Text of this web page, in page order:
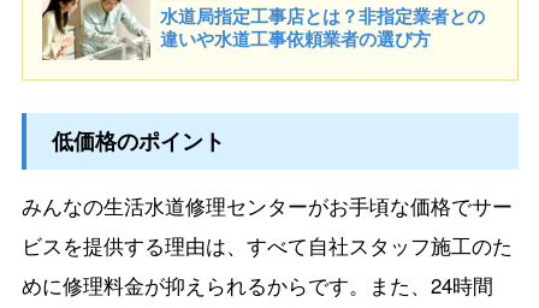
水道局指定工事店とは？非指定業者との
違いや水道工事依頼業者の選び方
低価格のポイント
みんなの生活水道修理センターがお手頃な価格でサー
ビスを提供する理由は、すべて自社スタッフ施工のた
めに修理料金が抑えられるからです。また、24時間